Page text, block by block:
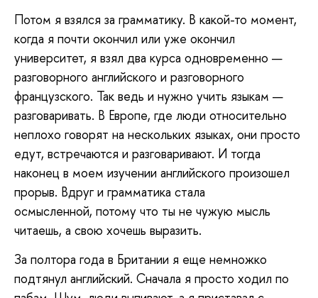
Потом я взялся за грамматику. В какой-то момент,
когда я почти окончил или уже окончил
университет, я взял два курса одновременно —
разговорного английского и разговорного
французского. Так ведь и нужно учить языкам —
разговаривать. В Европе, где люди относительно
неплохо говорят на нескольких языках, они просто
едут, встречаются и разговаривают. И тогда
наконец в моем изучении английского произошел
прорыв. Вдруг и грамматика стала
осмысленной, потому что ты не чужую мысль
читаешь, а свою хочешь выразить.
За полтора года в Британии я еще немножко
подтянул английский. Сначала я просто ходил по